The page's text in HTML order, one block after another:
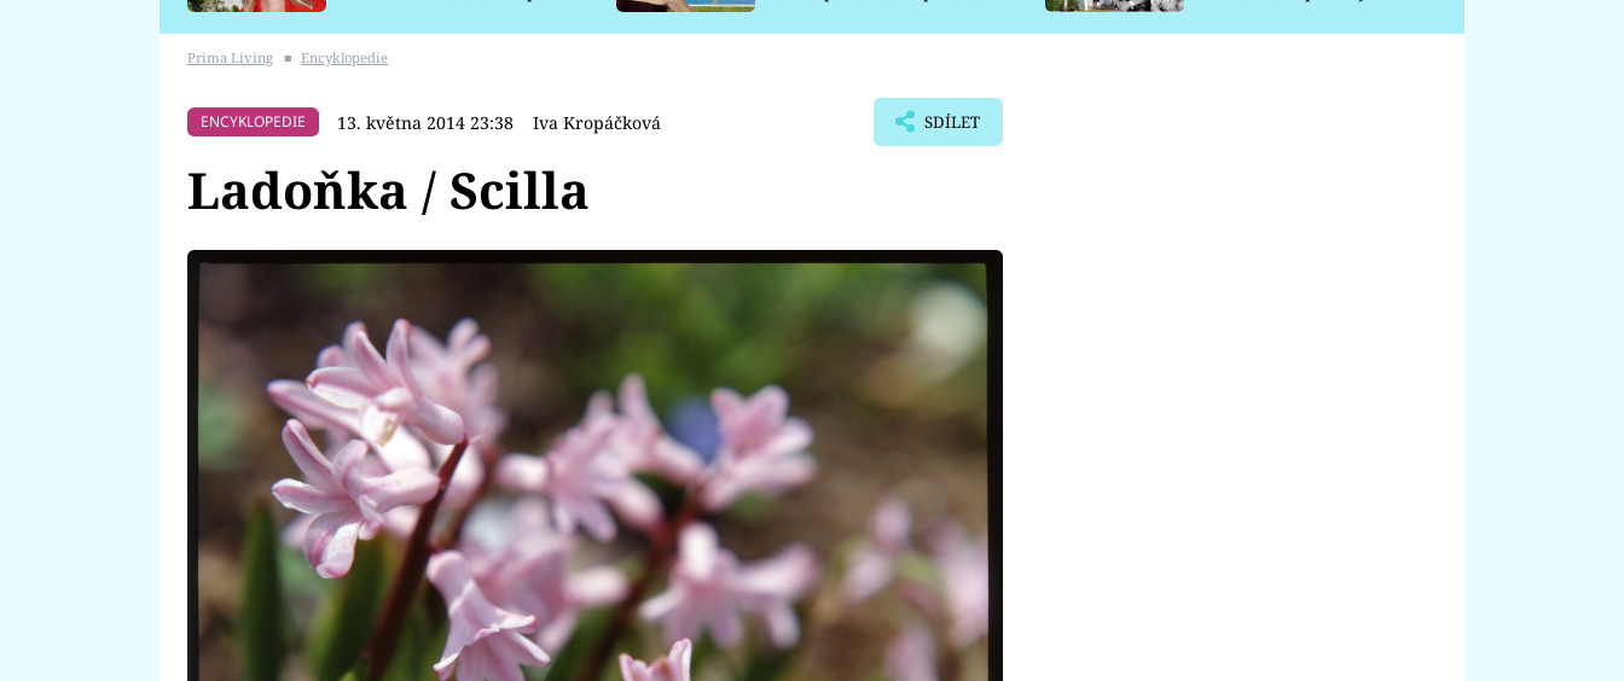
Prima Living ■ Encyklopedie
ENCYKLOPEDIE 13. května 2014 23:38 Iva Kropáčková SDÍLET
Ladoňka / Scilla